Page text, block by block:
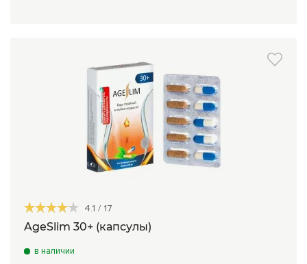
4.1 / 17
AgeSlim 30+ (капсулы)
в наличии